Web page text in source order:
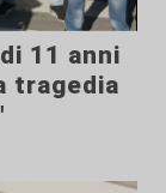
11 anni
tragedia